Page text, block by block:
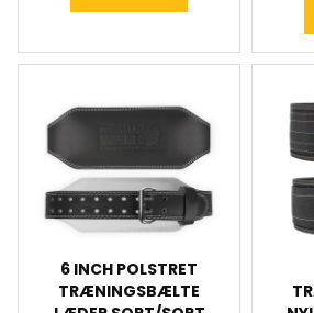
6 INCH POLSTRET
TRÆNINGSBÆLTE